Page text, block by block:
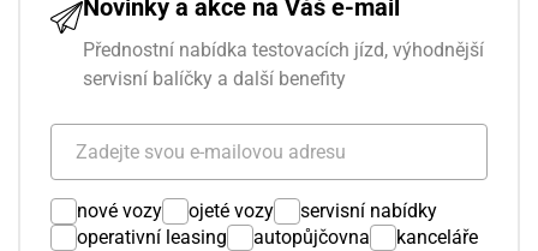
Novinky a akce na Váš e-mail
Přednostní nabídka testovacích jízd, výhodnější
servisní balíčky a další benefity
nové vozy ojeté vozy
servisní nabídky
operativní leasing
autopůjčovna
kanceláře